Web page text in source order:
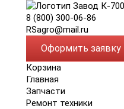
8 (800) 300-06-86
RSagro@mail.ru
Оформить заявку
Корзина
Главная
Запчасти
Ремонт техники